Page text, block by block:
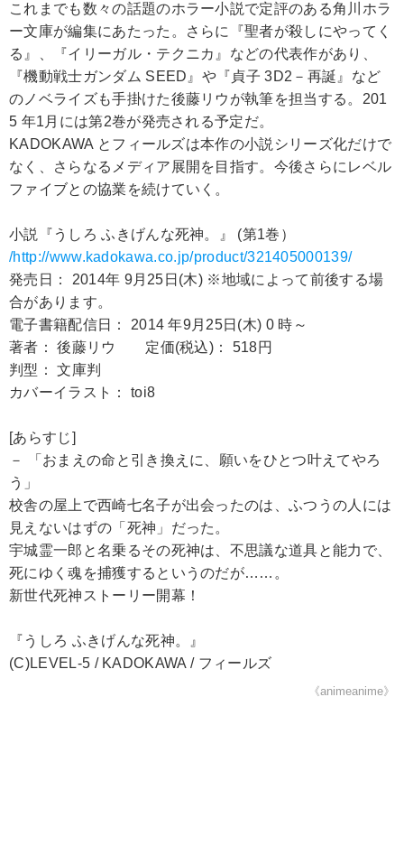
これまでも数々の話題のホラー小説で定評のある角川ホラ
ー文庫が編集にあたった。さらに『聖者が殺しにやってく
る』、『イリーガル・テクニカ』などの代表作があり、
『機動戦士ガンダム SEED』や『貞子 3D2－再誕』など
のノベライズも手掛けた後藤リウが執筆を担当する。201
5 年1月には第2巻が発売される予定だ。
KADOKAWA とフィールズは本作の小説シリーズ化だけで
なく、さらなるメディア展開を目指す。今後さらにレベル
ファイブとの協業を続けていく。
小説『うしろ ふきげんな死神。』 (第1巻）
/http://www.kadokawa.co.jp/product/321405000139/
発売日： 2014年 9月25日(木) ※地域によって前後する場
合があります。
電子書籍配信日： 2014 年9月25日(木) 0 時～
著者： 後藤リウ 定価(税込)： 518円
判型： 文庫判
カバーイラスト： toi8
[あらすじ]
－ 「おまえの命と引き換えに、願いをひとつ叶えてやろ
う」
校舎の屋上で西崎七名子が出会ったのは、ふつうの人には
見えないはずの「死神」だった。
宇城霊一郎と名乗るその死神は、不思議な道具と能力で、
死にゆく魂を捕獲するというのだが……。
新世代死神ストーリー開幕！
『うしろ ふきげんな死神。』
(C)LEVEL-5 / KADOKAWA / フィールズ
《animeanime》